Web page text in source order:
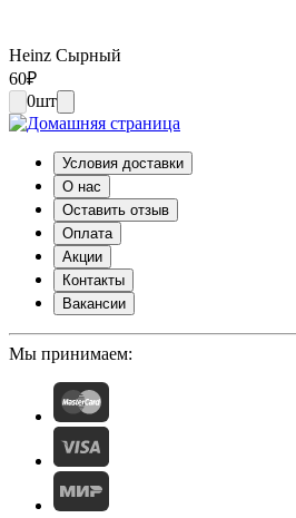
Heinz Сырный
60₽
0шт
Условия доставки
О нас
Оставить отзыв
Оплата
Акции
Контакты
Вакансии
Мы принимаем: